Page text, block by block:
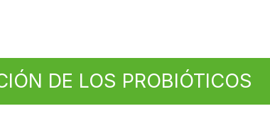
DE LOS PROBIÓTICOS